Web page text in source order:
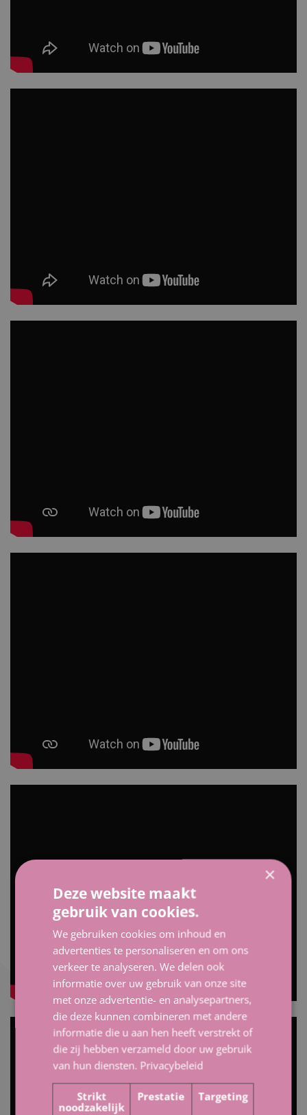
×
Deze website maakt
gebruik van cookies.
We gebruiken cookies om inhoud en
advertenties te personaliseren en om ons
verkeer te analyseren. We delen ook
informatie over uw gebruik van onze site
met onze advertentie- en analysepartners,
die deze kunnen combineren met andere
informatie die u aan hen heeft verstrekt of
die zij hebben verzameld door uw gebruik
van hun diensten. Privacybeleid
Strikt
noodzakelijk
Prestatie Targeting